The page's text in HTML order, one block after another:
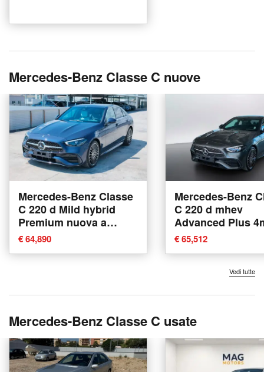
Mercedes-Benz Classe C nuove
Mercedes-Benz Classe
C 220 d Mild hybrid
Premium nuova a
Mosciano Sant'Angelo
€ 64,890
Mercedes-Benz
C 220 d mhev
Advanced Plus
200cv auto
Mosciano
€ 65,512
Vedi tutte
Mercedes-Benz Classe C usate